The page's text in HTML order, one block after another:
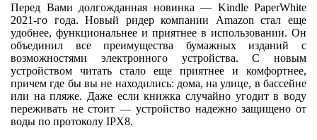
Перед Вами долгожданная новинка — Kindle PaperWhite
2021-го года. Новый ридер компании Amazon стал еще
удобнее, функциональнее и приятнее в использовании. Он
объединил все преимущества бумажных изданий с
возможностями электронного устройства. С новым
устройством читать стало еще приятнее и комфортнее,
причем где бы вы не находились: дома, на улице, в бассейне
или на пляже. Даже если книжка случайно угодит в воду
переживать не стоит — устройство надежно защищено от
воды по протоколу IPХ8.